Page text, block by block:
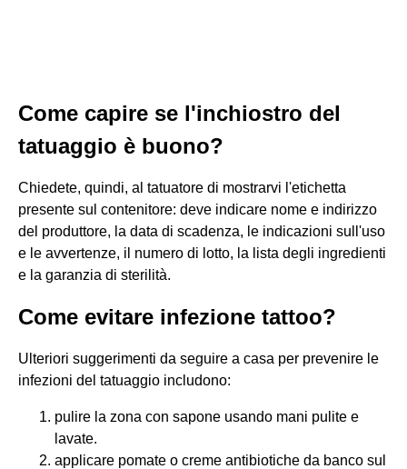
Come capire se l'inchiostro del
tatuaggio è buono?
Chiedete, quindi, al tatuatore di mostrarvi l'etichetta
presente sul contenitore: deve indicare nome e indirizzo
del produttore, la data di scadenza, le indicazioni sull'uso
e le avvertenze, il numero di lotto, la lista degli ingredienti
e la garanzia di sterilità.
Come evitare infezione tattoo?
Ulteriori suggerimenti da seguire a casa per prevenire le
infezioni del tatuaggio includono:
pulire la zona con sapone usando mani pulite e
lavate.
applicare pomate o creme antibiotiche da banco sul